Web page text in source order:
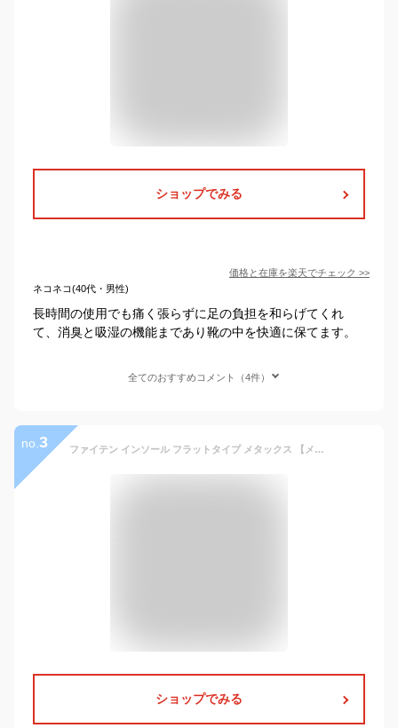
ショップでみる
価格と在庫を楽天でチェック >>
ネコネコ(40代・男性)
長時間の使用でも痛く張らずに足の負担を和らげてくれ
て、消臭と吸湿の機能まであり靴の中を快適に保てます。
全てのおすすめコメント（4件）
no. 3 ファイテン インソール フラットタイプ メタックス 【メール便】衝撃吸収 フラット 薄い 中敷き 低反発 靴 中敷 疲れない 革靴 メンズ レディース 衝撃吸収インソール 立ち仕事 疲れにくい 薄め サイズ調整 足裏 痛み 衝撃 吸収 低反発インソール ファイテンインソール
ショップでみる